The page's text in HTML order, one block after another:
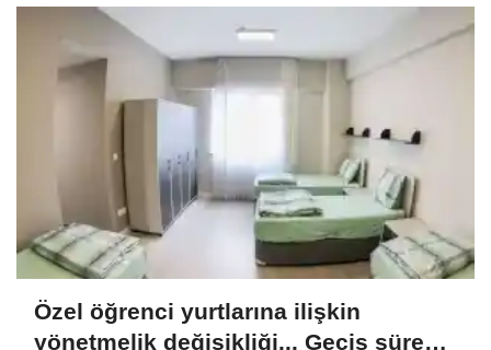
Özel öğrenci yurtlarına ilişkin
yönetmelik değişikliği... Geçiş süresi